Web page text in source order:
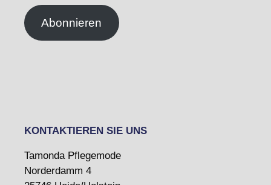
Abonnieren
KONTAKTIEREN SIE UNS
Tamonda Pflegemode
Norderdamm 4